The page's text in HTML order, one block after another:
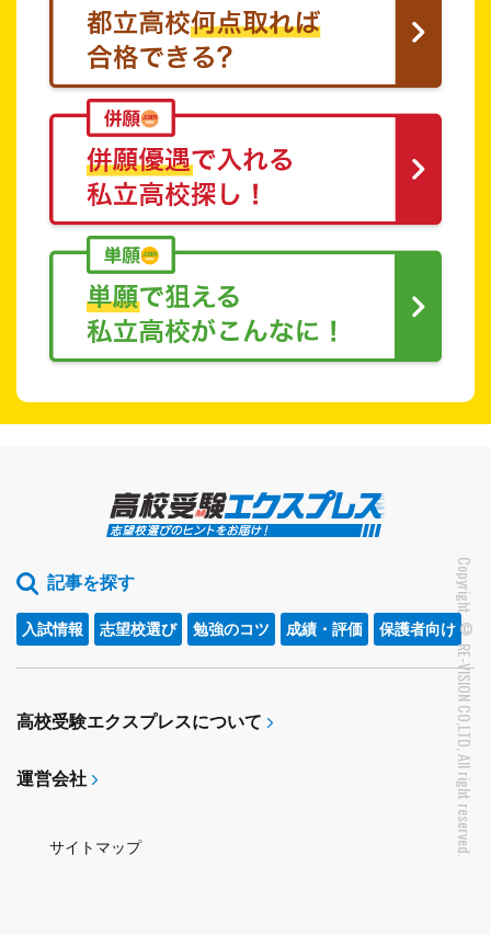
記事を探す
入試情報 志望校選び 勉強のコツ 成績・評価 保護者向け
高校受験エクスプレスについて
運営会社
サイトマップ Copyright © RE-VISION CO,LTD, All right reserved.